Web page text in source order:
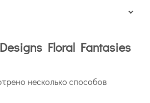
Floral Fantasies
несколько способов